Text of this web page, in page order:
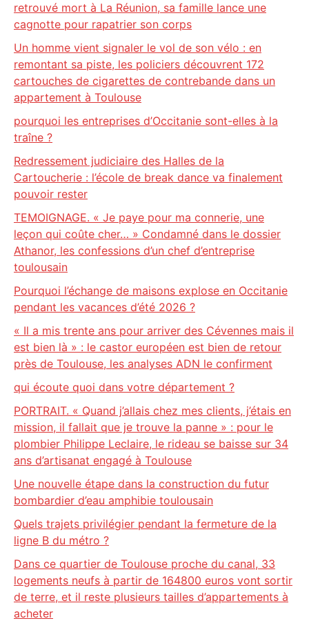
retrouvé mort à La Réunion, sa famille lance une
cagnotte pour rapatrier son corps
Un homme vient signaler le vol de son vélo : en
remontant sa piste, les policiers découvrent 172
cartouches de cigarettes de contrebande dans un
appartement à Toulouse
pourquoi les entreprises d’Occitanie sont-elles à la
traîne ?
Redressement judiciaire des Halles de la
Cartoucherie : l’école de break dance va finalement
pouvoir rester
TEMOIGNAGE. « Je paye pour ma connerie, une
leçon qui coûte cher… » Condamné dans le dossier
Athanor, les confessions d’un chef d’entreprise
toulousain
Pourquoi l’échange de maisons explose en Occitanie
pendant les vacances d’été 2026 ?
« Il a mis trente ans pour arriver des Cévennes mais il
est bien là » : le castor européen est bien de retour
près de Toulouse, les analyses ADN le confirment
qui écoute quoi dans votre département ?
PORTRAIT. « Quand j’allais chez mes clients, j’étais en
mission, il fallait que je trouve la panne » : pour le
plombier Philippe Leclaire, le rideau se baisse sur 34
ans d’artisanat engagé à Toulouse
Une nouvelle étape dans la construction du futur
bombardier d’eau amphibie toulousain
Quels trajets privilégier pendant la fermeture de la
ligne B du métro ?
Dans ce quartier de Toulouse proche du canal, 33
logements neufs à partir de 164800 euros vont sortir
de terre, et il reste plusieurs tailles d’appartements à
acheter